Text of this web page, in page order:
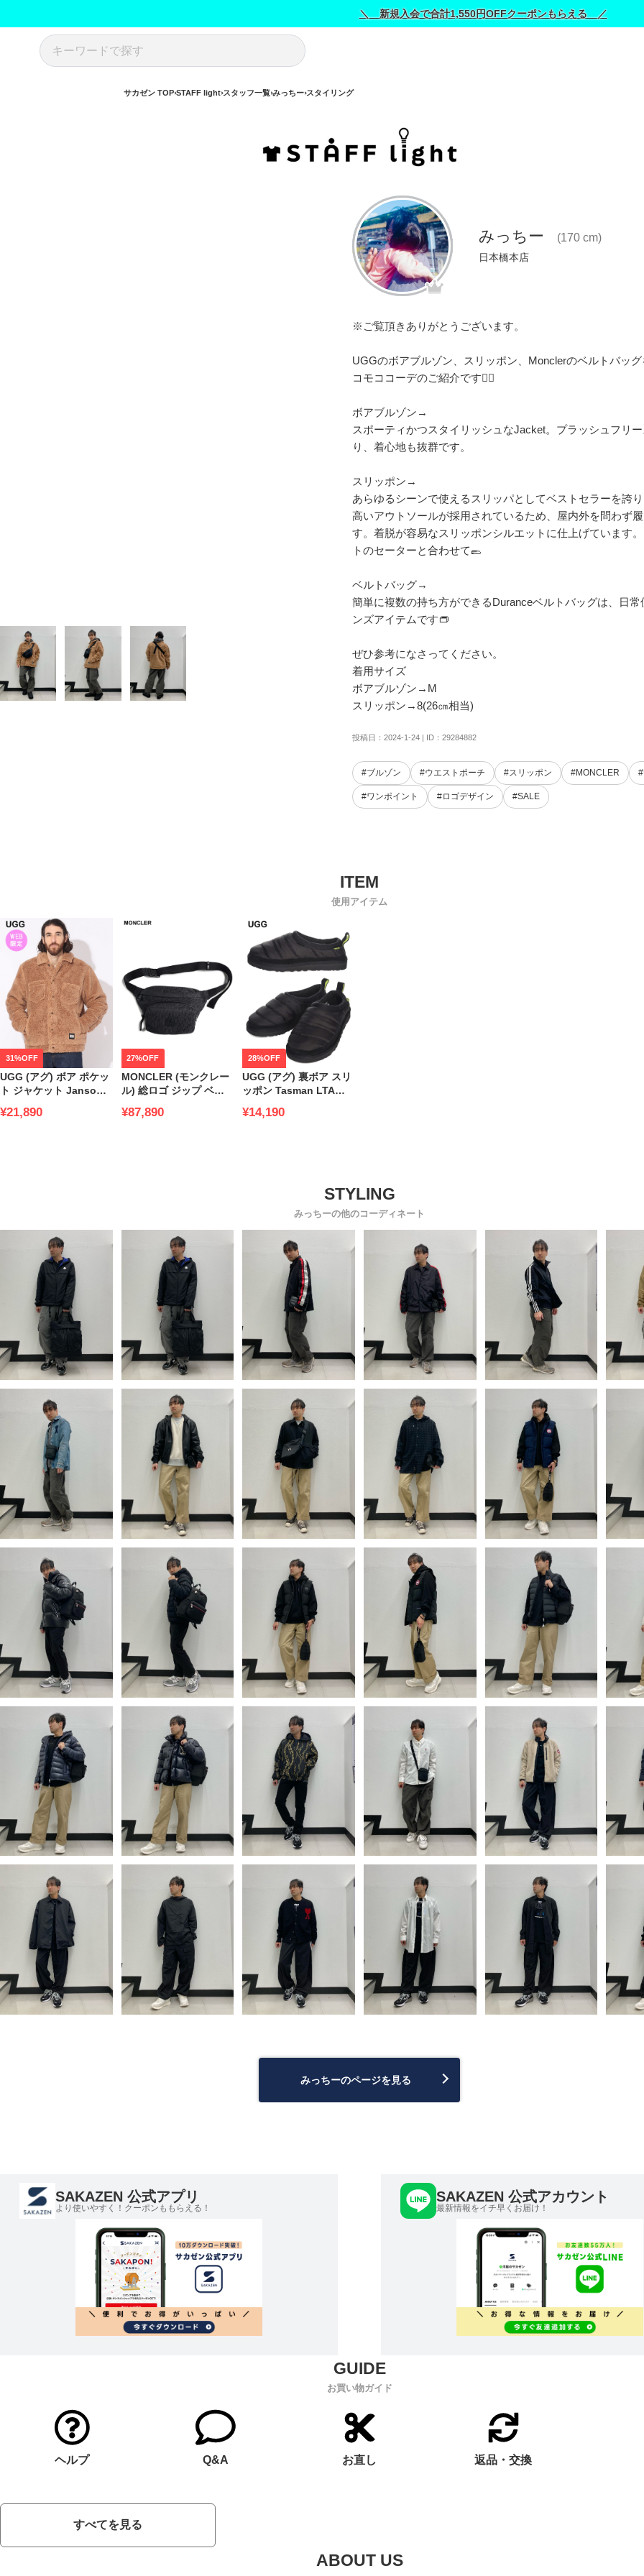
＼ 新規入会で合計1,550円OFFクーポンもらえる ／
サカゼン TOP STAFF light スタッフ一覧 みっちー スタイリング
みっちー (170 cm)
日本橋本店
※ご覧頂きありがとうございます。
UGGのボアブルゾン、スリッポン、Monclerのベルトバッ
コモココーデのご紹介です💁‍♂️
ボアブルゾン→
スポーティかつスタイリッシュなJacket。プラッシュフリ
り、着心地も抜群です。
スリッポン→
あらゆるシーンで使えるスリッパとしてベストセラーを誇
高いアウトソールが採用されているため、屋内外を問わず
す。着脱が容易なスリッポンシルエットに仕上げています
トのセーターと合わせて🥿
ベルトバッグ→
簡単に複数の持ち方ができるDuranceベルトバッグは、日
ンズアイテムです👝
ぜひ参考になさってください。
着用サイズ
ボアブルゾン→M
スリッポン→8(26㎝相当)
投稿日：2024-1-24 | ID：29284882
#ブルゾン #ウエストポーチ #スリッポン #MONCLER
#ワンポイント #ロゴデザイン #SALE
使用アイテム
31%OFF
UGG (アグ) ボア ポケッ
ト ジャケット Janson
UGG1132331W3 ブラン
¥21,890
27%OFF
MONCLER (モンクレー
ル) 総ロゴ ジップ ベル
MC5M00005M2155 ブ
¥87,890
28%OFF
UGG (アグ) 裏ボア スリ
ッポン Tasman LTA
メンズ 男性 シューズ
¥14,190
みっちーの他のコーディネート
みっちーのページを見る
SAKAZEN 公式アプリ
より使いやすく！クーポンももらえる！
SAKAZEN 公式アカウント
最新情報をイチ早くお届け！
お買い物ガイド
ヘルプ Q&A お直し 返品・交換
すべてを見る